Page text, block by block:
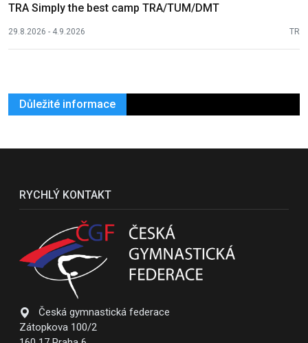
TRA Simply the best camp TRA/TUM/DMT
29.8.2026 - 4.9.2026 TR
Důležité informace
RYCHLÝ KONTAKT
Česká gymnastická federace
Zátopkova 100/2